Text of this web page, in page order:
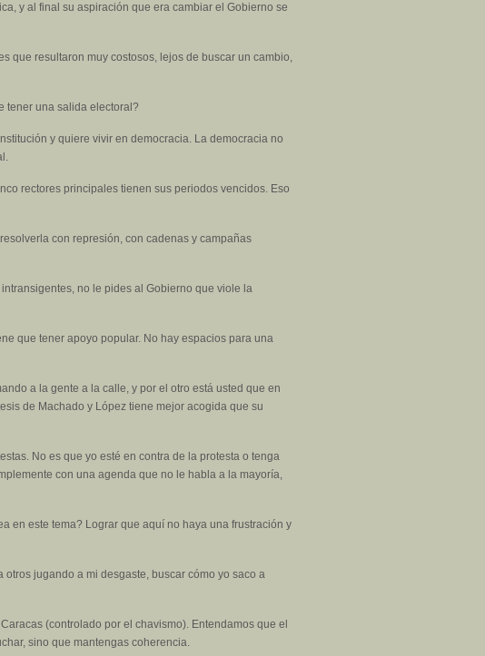
y al final su aspiración que era cambiar el Gobierno se
que resultaron muy costosos, lejos de buscar un cambio,
tener una salida electoral?
y quiere vivir en democracia. La democracia no
rectores principales tienen sus periodos vencidos. Eso
con represión, con cadenas y campañas
no le pides al Gobierno que viole la
que tener apoyo popular. No hay espacios para una
a la gente a la calle, y por el otro está usted que en
de Machado y López tiene mejor acogida que su
No es que yo esté en contra de la protesta o tenga
con una agenda que no le habla a la mayoría,
en este tema? Lograr que aquí no haya una frustración y
jugando a mi desgaste, buscar cómo yo saco a
(controlado por el chavismo). Entendamos que el
sino que mantengas coherencia.